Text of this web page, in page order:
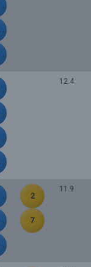
12.4
2
7
11.9